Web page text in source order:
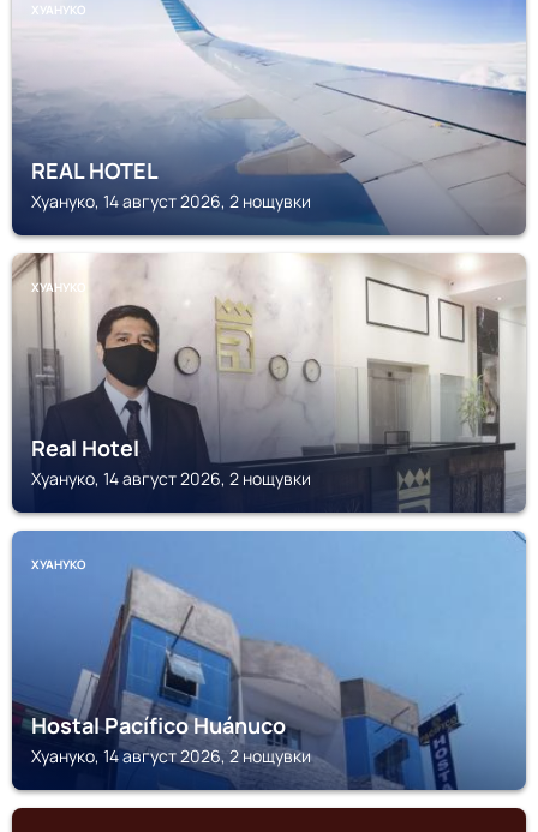
ХУАНУКО
REAL HOTEL
Хуануко, 14 август 2026, 2 нощувки
ХУАНУКО
Real Hotel
Хуануко, 14 август 2026, 2 нощувки
ХУАНУКО
Hostal Pacífico Huánuco
Хуануко, 14 август 2026, 2 нощувки